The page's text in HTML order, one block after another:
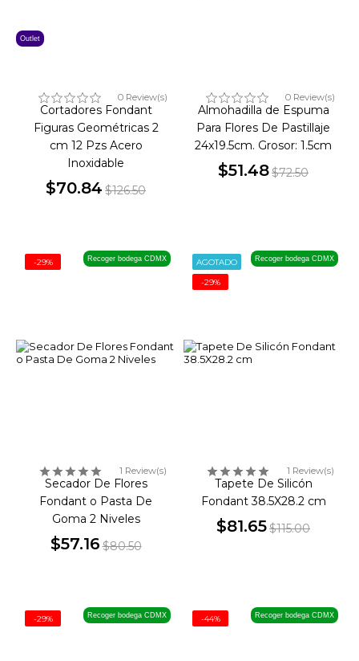
Outlet
0 Review(s)
Cortadores Fondant
Figuras Geométricas 2
cm 12 Pzs Acero
Inoxidable
$70.84 $126.50
0 Review(s)
Almohadilla de Espuma
Para Flores De Pastillaje
24x19.5cm. Grosor: 1.5cm
$51.48$72.50
Recoger bodega CDMX
1 Review(s)
Secador De Flores
Fondant o Pasta De
Goma 2 Niveles
$57.16$80.50
-29% Recoger bodega CDMX
1 Review(s)
Tapete De Silicón
Fondant 38.5X28.2 cm
$81.65$115.00
AGOTADO
-29%
Recoger bodega CDMX
-29% Recoger bodega CDMX
-44%